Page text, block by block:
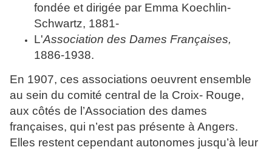
fondée et dirigée par Emma Koechlin-
Schwartz, 1881-
L'Association des Dames Françaises,
1886-1938.
En 1907, ces associations oeuvrent ensemble
au sein du comité central de la Croix- Rouge,
aux côtés de l’Association des dames
françaises, qui n’est pas présente à Angers.
Elles restent cependant autonomes jusqu’à leur